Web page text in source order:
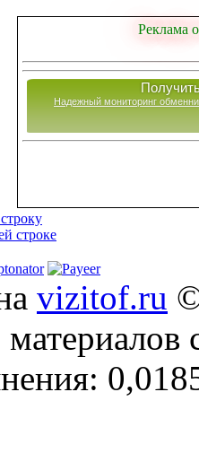
Реклама
Надежный мониторинг
vizitof.ru